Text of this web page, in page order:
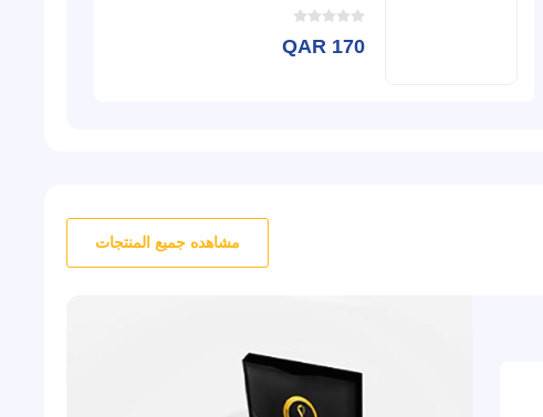
QAR 170
مشاهده جميع المنتجات